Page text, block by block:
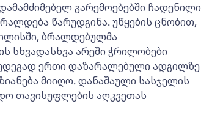
გარემოებებში ჩადენილი
წარუდგინა. უწყების ცნობით,
ბრალდებულმა
სხვადასხვა არეში ჭრილობები
ერთი დაზარალებული ადგილზე
მიიღო. დანაშაული სასჯელის
თავისუფლების აღკვეთას